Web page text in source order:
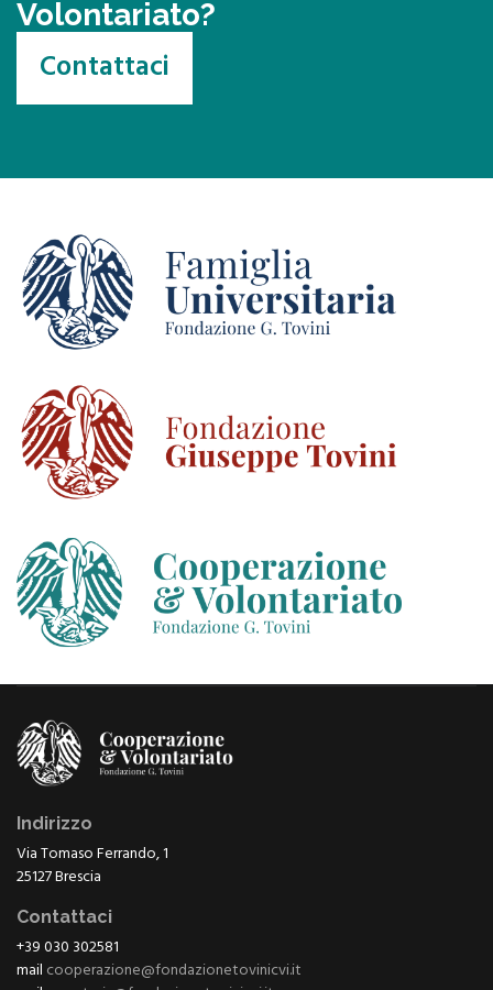
Volontariato?
Contattaci
Indirizzo
Via Tomaso Ferrando, 1
25127 Brescia
Contattaci
+39 030 302581
mail cooperazione@fondazionetovinicvi.it